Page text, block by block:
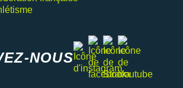
NOUS
instagram
facebook
stravayoutube